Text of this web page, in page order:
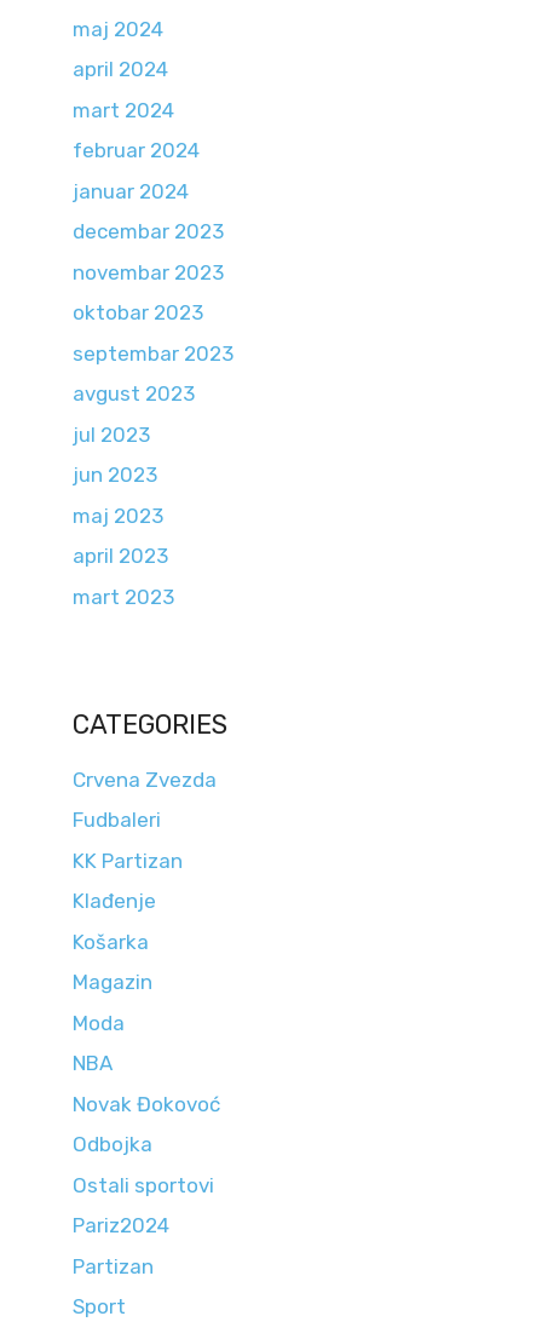
maj 2024
april 2024
mart 2024
februar 2024
januar 2024
decembar 2023
novembar 2023
oktobar 2023
septembar 2023
avgust 2023
jul 2023
jun 2023
maj 2023
april 2023
mart 2023
CATEGORIES
Crvena Zvezda
Fudbaleri
KK Partizan
Klađenje
Košarka
Magazin
Moda
NBA
Novak Đokovoć
Odbojka
Ostali sportovi
Pariz2024
Partizan
Sport